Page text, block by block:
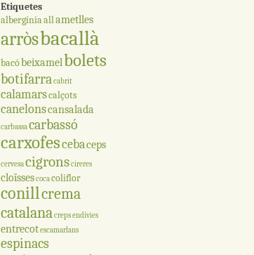
Etiquetes
albergíniaallametlles
arròsbacallà
bacóbeixamelbolets
botifarracabrit
calamarscalçots
canelonscansalada
carbassacarbassó
carxofescebaceps
cervesacigronscireres
cloïssescocacoliflor
conillcrema
catalanacrepsendívies
entrecotescamarlans
espinacs